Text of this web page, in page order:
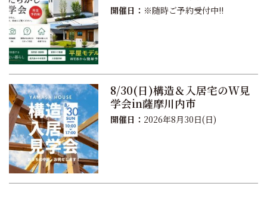
開催日： ※随時ご予約受付中!!
8/30(日)構造＆入居宅のW見
学会in薩摩川内市
開催日： 2026年8月30日(日)